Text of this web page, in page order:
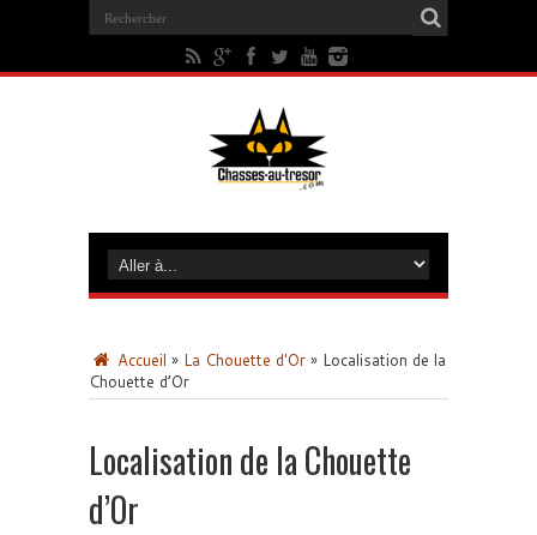
Accueil » La Chouette d'Or » Localisation de la
Chouette d’Or
Localisation de la Chouette
d’Or